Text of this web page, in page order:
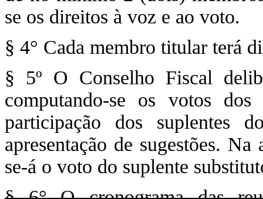
se os direitos à voz e ao voto.
§ 4° Cada membro titular terá
§ 5º O Conselho Fiscal
computando-se os votos
participação dos suplentes
apresentação de sugestões.
se-á o voto do suplente